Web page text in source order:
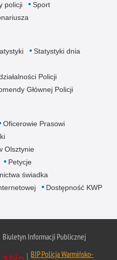
policji
Sport
Statystyki dnia
Policji
Głównej Policji
Oficerowie Prasowi
Olsztynie
Petycje
świadka
Dostępność KWP
Biuletyn Informacji Publicznej
BIP Policja Warmińsko-